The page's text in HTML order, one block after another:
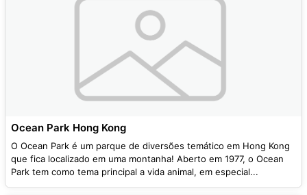
Ocean Park Hong Kong
O Ocean Park é um parque de diversões temático em Hong Kong
que fica localizado em uma montanha! Aberto em 1977, o Ocean
Park tem como tema principal a vida animal, em especial...